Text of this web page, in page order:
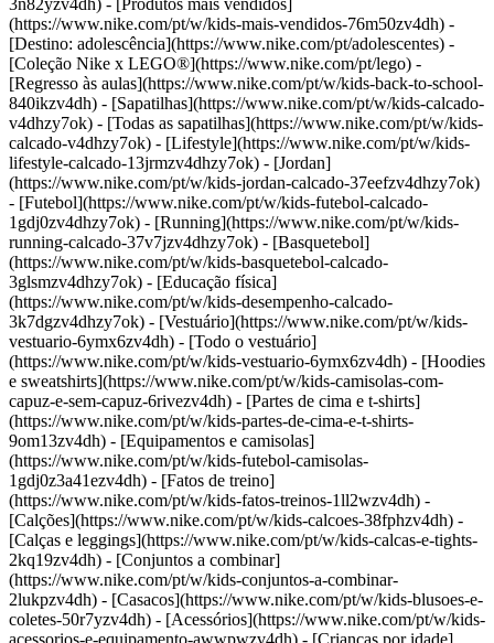
3n82yzv4dh) - [Produtos mais vendidos]
(https://www.nike.com/pt/w/kids-mais-vendidos-76m50zv4dh) -
[Destino: adolescência](https://www.nike.com/pt/adolescentes) -
[Coleção Nike x LEGO®](https://www.nike.com/pt/lego) -
[Regresso às aulas](https://www.nike.com/pt/w/kids-back-to-school-
840ikzv4dh) - [Sapatilhas](https://www.nike.com/pt/w/kids-calcado-
v4dhzy7ok) - [Todas as sapatilhas](https://www.nike.com/pt/w/kids-
calcado-v4dhzy7ok) - [Lifestyle](https://www.nike.com/pt/w/kids-
lifestyle-calcado-13jrmzv4dhzy7ok) - [Jordan]
(https://www.nike.com/pt/w/kids-jordan-calcado-37eefzv4dhzy7ok)
- [Futebol](https://www.nike.com/pt/w/kids-futebol-calcado-
1gdj0zv4dhzy7ok) - [Running](https://www.nike.com/pt/w/kids-
running-calcado-37v7jzv4dhzy7ok) - [Basquetebol]
(https://www.nike.com/pt/w/kids-basquetebol-calcado-
3glsmzv4dhzy7ok) - [Educação física]
(https://www.nike.com/pt/w/kids-desempenho-calcado-
3k7dgzv4dhzy7ok) - [Vestuário](https://www.nike.com/pt/w/kids-
vestuario-6ymx6zv4dh) - [Todo o vestuário]
(https://www.nike.com/pt/w/kids-vestuario-6ymx6zv4dh) - [Hoodies
e sweatshirts](https://www.nike.com/pt/w/kids-camisolas-com-
capuz-e-sem-capuz-6rivezv4dh) - [Partes de cima e t-shirts]
(https://www.nike.com/pt/w/kids-partes-de-cima-e-t-shirts-
9om13zv4dh) - [Equipamentos e camisolas]
(https://www.nike.com/pt/w/kids-futebol-camisolas-
1gdj0z3a41ezv4dh) - [Fatos de treino]
(https://www.nike.com/pt/w/kids-fatos-treinos-1ll2wzv4dh) -
[Calções](https://www.nike.com/pt/w/kids-calcoes-38fphzv4dh) -
[Calças e leggings](https://www.nike.com/pt/w/kids-calcas-e-tights-
2kq19zv4dh) - [Conjuntos a combinar]
(https://www.nike.com/pt/w/kids-conjuntos-a-combinar-
2lukpzv4dh) - [Casacos](https://www.nike.com/pt/w/kids-blusoes-e-
coletes-50r7yzv4dh) - [Acessórios](https://www.nike.com/pt/w/kids-
acessorios-e-equipamento-awwpwzv4dh) - [Crianças por idade]